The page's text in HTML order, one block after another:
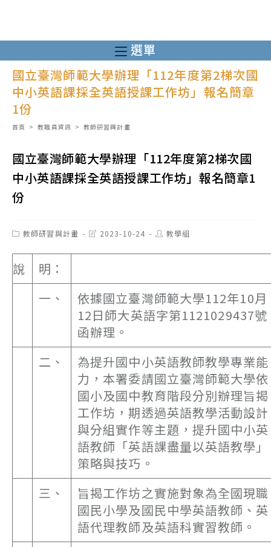
至
主
選單
國立臺灣師範大學辦理「112年度第2梯次國
中小英語課採全英語授課工作坊」報名簡章
1份
首頁 > 教職員資訊 > 教師研習與計畫
國立臺灣師範大學辦理「112年度第2梯次國
中小英語課採全英語授課工作坊」報名簡章1
份
Post教師研習與計畫
Post2023-10-24
Post教學組
說
明：
一、
依據國立臺灣師範大學112年10月
12日師大英語字第1121029437號
函辦理。
二、
為提升國中小英語教師教學專業能
力，本署委請國立臺灣師範大學依
國小及國中教育階段分別辦理旨揭
工作坊，期透過英語教學活動設計
與分組實作等主題，提升國中小英
語教師「英語課盡量以英語教學」
策略與技巧。
三、
旨揭工作坊之實施對象為全國現職
國民小學及國民中學英語教師、英
語代理教師及英語科實習教師。